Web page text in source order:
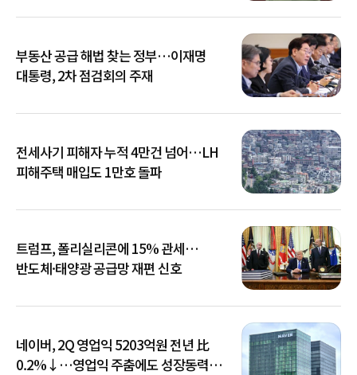
부동산 공급 해법 찾는 정부…이재명
대통령, 2차 점검회의 주재
전세사기 피해자 누적 4만건 넘어…LH
피해주택 매입도 1만호 돌파
트럼프, 폴리실리콘에 15% 관세…
반도체·태양광 공급망 재편 신호
네이버, 2Q 영업익 5203억원 전년 比
0.2%↓…영업익 주춤에도 성장동력